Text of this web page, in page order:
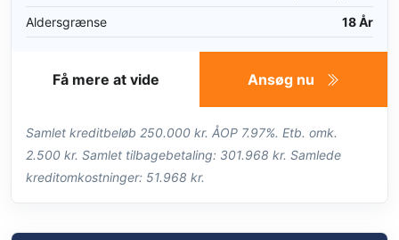
Aldersgrænse
18 År
Ansøg nu
Få mere at vide
Samlet kreditbeløb 250.000 kr. ÅOP 7.97%. Etb. omk.
2.500 kr. Samlet tilbagebetaling: 301.968 kr. Samlede
kreditomkostninger: 51.968 kr.